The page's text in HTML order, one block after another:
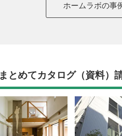
ホームラボの事
まとめてカタログ（資料）